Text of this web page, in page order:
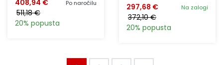
Po naročilu
408,94 €
511,18 €
20% popusta
Na zalogi
297,68 €
372,10 €
20% popusta